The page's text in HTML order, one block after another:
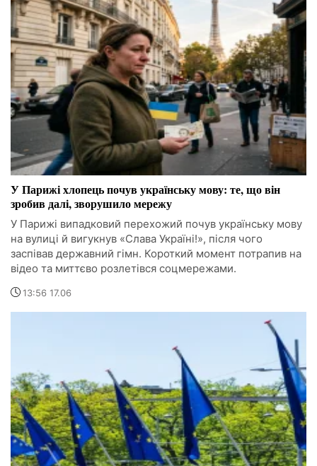
У Парижі хлопець почув українську мову: те, що він
зробив далі, зворушило мережу
У Парижі випадковий перехожий почув українську мову
на вулиці й вигукнув «Слава Україні!», після чого
заспівав державний гімн. Короткий момент потрапив на
відео та миттєво розлетівся соцмережами.
13:56 17.06